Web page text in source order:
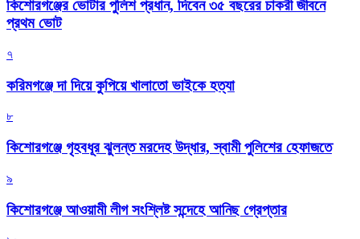
কিশোরগঞ্জের ভোটার পুলিশ প্রধান, দিবেন ৩৫ বছরের চাকরী জীবনে
প্রথম ভোট
৭
করিমগঞ্জে দা দিয়ে কুপিয়ে খালাতো ভাইকে হত্যা
৮
কিশোরগঞ্জে গৃহবধূর ঝুলন্ত মরদেহ উদ্ধার, স্বামী পুলিশের হেফাজতে
৯
কিশোরগঞ্জে আওয়ামী লীগ সংশ্লিষ্ট সন্দেহে আনিছ গ্রেপ্তার